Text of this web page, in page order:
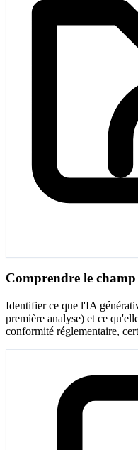
Comprendre le
Identifier ce que l'IA
première analyse) et ce
conformité réglementaire,